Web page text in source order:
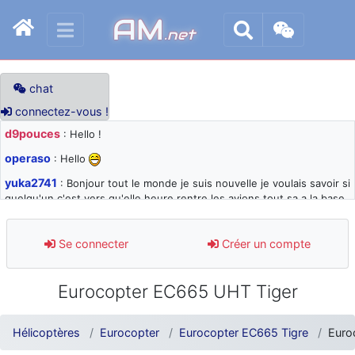
AM.net
chat
connectez-vous !
d9pouces : Hello !
operaso : Hello
yuka2741 : Bonjour tout le monde je suis nouvelle je voulais savoir si
quelqu'un c'est vers qu'elle heure rentre les avions tout sa a la base
d9pouces: désolé pour les quelques blocages du site ces derniers
jours : je teste des méthodes contre le spam et les bots trop nocifs
: Super, la nouvelle bannière
d9pouces: je suis un avion@,._,+ > lesquels ? je ne suis pas sûr de
comprendre
Se connecter Créer un compte
Eurocopter EC665 UHT Tiger
Hélicoptères Eurocopter Eurocopter EC665 Tigre